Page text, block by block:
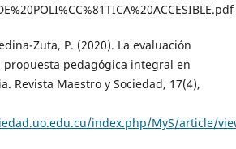
Zuta, P. (2020). La evaluación
pedagógica integral en
Revista Maestro y Sociedad, 17(4),
index.php/MyS/article/